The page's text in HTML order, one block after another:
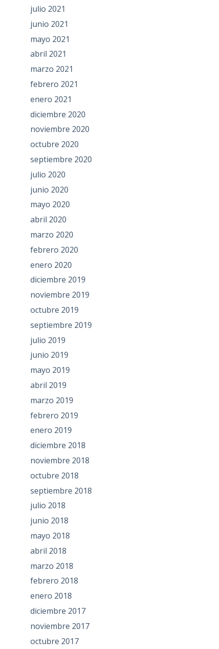
julio 2021
junio 2021
mayo 2021
abril 2021
marzo 2021
febrero 2021
enero 2021
diciembre 2020
noviembre 2020
octubre 2020
septiembre 2020
julio 2020
junio 2020
mayo 2020
abril 2020
marzo 2020
febrero 2020
enero 2020
diciembre 2019
noviembre 2019
octubre 2019
septiembre 2019
julio 2019
junio 2019
mayo 2019
abril 2019
marzo 2019
febrero 2019
enero 2019
diciembre 2018
noviembre 2018
octubre 2018
septiembre 2018
julio 2018
junio 2018
mayo 2018
abril 2018
marzo 2018
febrero 2018
enero 2018
diciembre 2017
noviembre 2017
octubre 2017